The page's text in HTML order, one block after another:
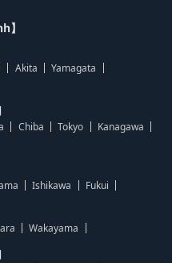
】
Akita
Yamagata
Chiba Tokyo
Kanagawa
Ishikawa
Fukui
Wakayama